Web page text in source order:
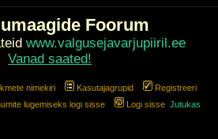
Foorum
www.valgusejavarjupiiril.ee
Vanad saated!
nimekiri Kasutajagrupid
Registreeri
lugemiseks logi sisse Logi sisse Jutukas